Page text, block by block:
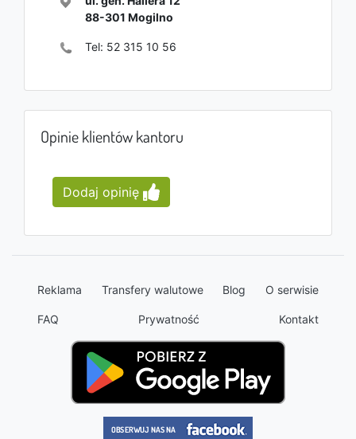
88-301 Mogilno
Tel: 52 315 10 56
Opinie klientów kantoru
Dodaj opinię
Reklama Transfery walutowe Blog O serwisie
FAQ Prywatność Kontakt